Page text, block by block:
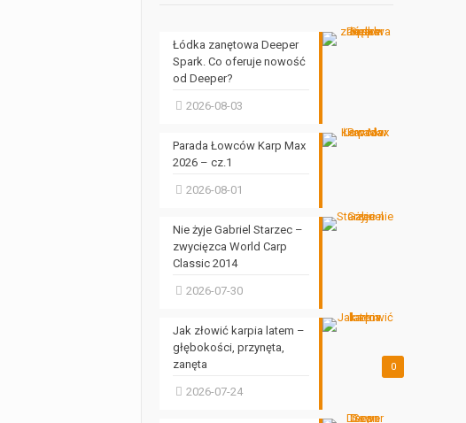
Łódka zanętowa Deeper
Spark. Co oferuje nowość
od Deeper?
2026-08-03
Parada Łowców Karp Max
2026 – cz.1
2026-08-01
Nie żyje Gabriel Starzec –
zwycięzca World Carp
Classic 2014
2026-07-30
0
Jak złowić karpia latem –
głębokości, przynęta,
zanęta
2026-07-24